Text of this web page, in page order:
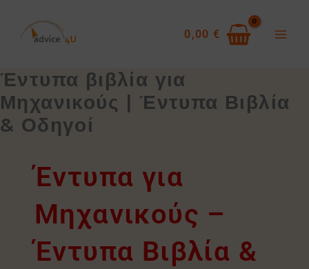
content
0,00 €
Έντυπα βιβλία για
Μηχανικούς | Έντυπα Βιβλία
& Οδηγοί
Έντυπα για
Μηχανικούς –
Έντυπα Βιβλία &